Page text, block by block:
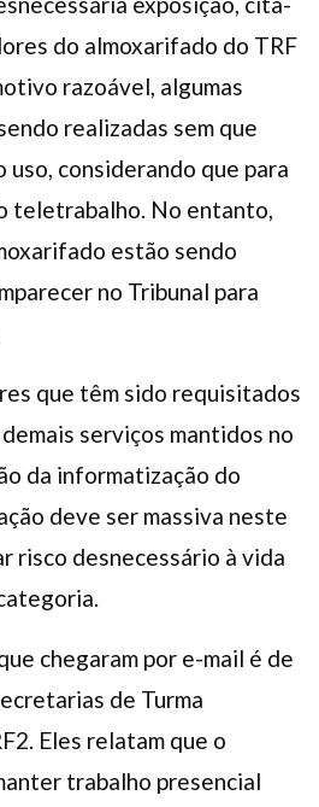
do almoxarifado do TRF
razoável, algumas
realizadas sem que
uso, considerando que para
teletrabalho. No entanto,
estão sendo
no Tribunal para
que têm sido requisitados
serviços mantidos no
da informatização do
deve ser massiva neste
risco desnecessário à vida
chegaram por e-mail é de
de Turma
Eles relatam que o
trabalho presencial